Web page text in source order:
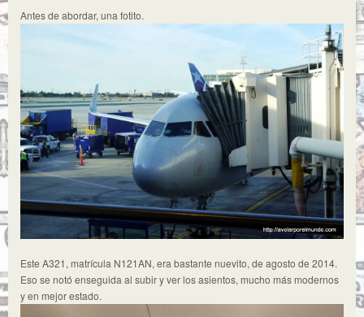
Antes de abordar, una fotito.
Este A321, matrícula N121AN, era bastante nuevito, de agosto de 2014.
Eso se notó enseguida al subir y ver los asientos, mucho más modernos
y en mejor estado.